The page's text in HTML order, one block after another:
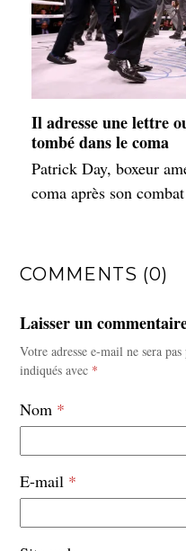
Il adresse une lettre
tombé dans le coma
Patrick Day, boxeur
coma après son
COMMENTS (0)
Laisser un
Votre adresse e-mail ne sera
indiqués avec *
Nom *
E-mail *